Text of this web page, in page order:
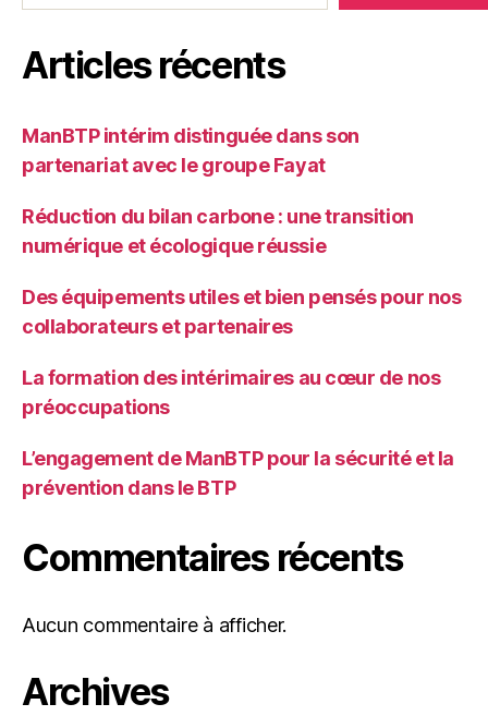
Articles récents
ManBTP intérim distinguée dans son
partenariat avec le groupe Fayat
Réduction du bilan carbone : une transition
numérique et écologique réussie
Des équipements utiles et bien pensés pour nos
collaborateurs et partenaires
La formation des intérimaires au cœur de nos
préoccupations
L’engagement de ManBTP pour la sécurité et la
prévention dans le BTP
Commentaires récents
Aucun commentaire à afficher.
Archives